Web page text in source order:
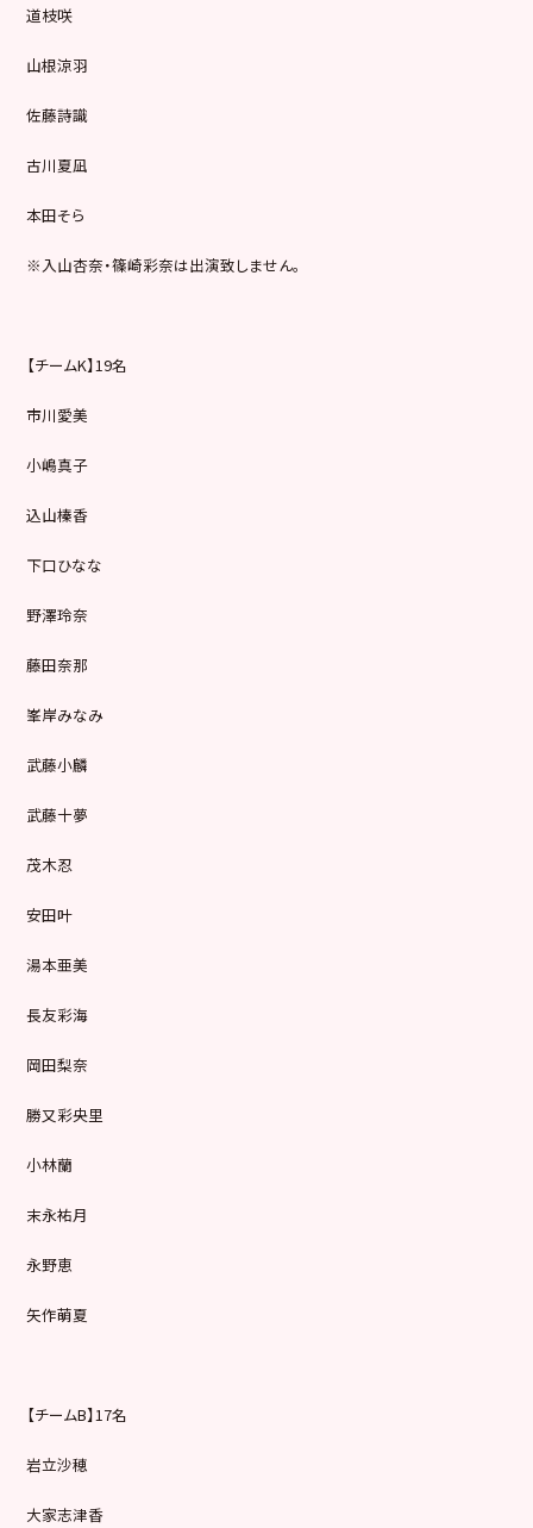
道枝咲
山根涼羽
佐藤詩識
古川夏凪
本田そら
※入山杏奈・篠崎彩奈は出演致しません。
【チームK】19名
市川愛美
小嶋真子
込山榛香
下口ひなな
野澤玲奈
藤田奈那
峯岸みなみ
武藤小麟
武藤十夢
茂木忍
安田叶
湯本亜美
長友彩海
岡田梨奈
勝又彩央里
小林蘭
末永祐月
永野恵
矢作萌夏
【チームB】17名
岩立沙穂
大家志津香